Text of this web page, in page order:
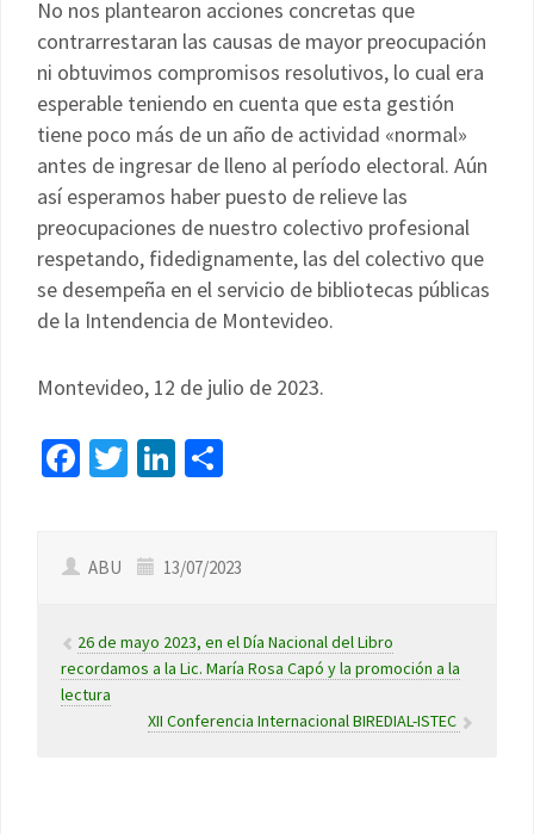
No nos plantearon acciones concretas que
contrarrestaran las causas de mayor preocupación
ni obtuvimos compromisos resolutivos, lo cual era
esperable teniendo en cuenta que esta gestión
tiene poco más de un año de actividad «normal»
antes de ingresar de lleno al período electoral. Aún
así esperamos haber puesto de relieve las
preocupaciones de nuestro colectivo profesional
respetando, fidedignamente, las del colectivo que
se desempeña en el servicio de bibliotecas públicas
de la Intendencia de Montevideo.
Montevideo, 12 de julio de 2023.
Facebook
TwitterLinkedIn
ABU 13/07/2023
26 de mayo 2023, en el Día Nacional del Libro
recordamos a la Lic. María Rosa Capó y la promoción a la
lectura
XII Conferencia Internacional BIREDIAL-ISTEC